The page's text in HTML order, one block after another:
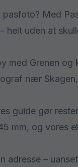
Med
helt uden at
med Grenen
nær
guide gør
mm, og vores
adresse –